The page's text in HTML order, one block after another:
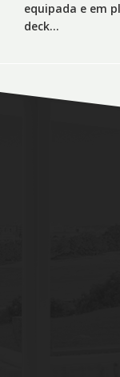
equipada e em
deck…